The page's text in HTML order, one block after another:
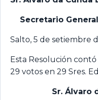
Secretario General
Salto, 5 de setiembre
Esta Resolución
29 votos en 29 Sres.
Sr. Álvaro